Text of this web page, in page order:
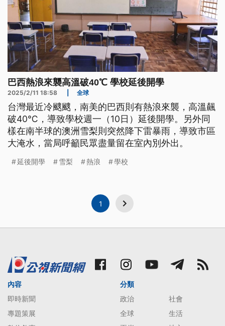
巴西熱浪來襲高溫破40℃ 學校延後開學
2025/2/11 18:58 全球
台灣最近冷颼颼，南美的巴西則有熱浪來襲，高溫飆
破40℃，導致學校週一（10日）延後開學。另外同
樣在南半球的澳洲雪梨則突然降下雷暴雨，導致市區
大淹水，當局呼籲民眾盡量留在室內別外出。
延後開學 雪梨 熱浪 學校
1
內容
即時新聞
專題策展
分類
政治
社會
全球
生活